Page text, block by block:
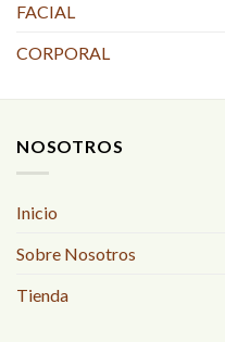
FACIAL
CORPORAL
NOSOTROS
Inicio
Sobre Nosotros
Tienda